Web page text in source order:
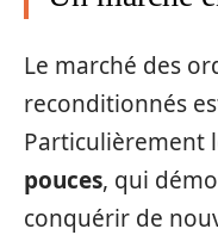
Le marché des
reconditionnés
Particulièrement
pouces, qui
conquérir de